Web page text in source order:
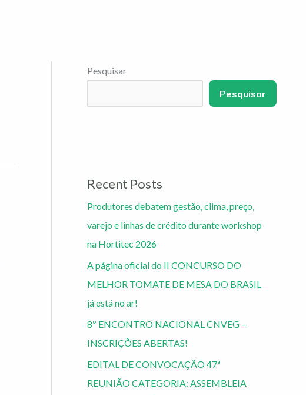
Pesquisar
Pesquisar
Recent Posts
Produtores debatem gestão, clima, preço,
varejo e linhas de crédito durante workshop
na Hortitec 2026
A página oficial do II CONCURSO DO
MELHOR TOMATE DE MESA DO BRASIL
já está no ar!
8º ENCONTRO NACIONAL CNVEG –
INSCRIÇÕES ABERTAS!
EDITAL DE CONVOCAÇÃO 47ª
REUNIÃO CATEGORIA: ASSEMBLEIA